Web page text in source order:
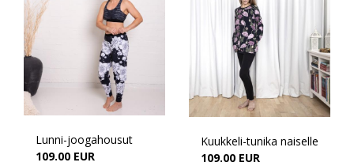
Lunni-joogahousut
109.00 EUR
Kuukkeli-tunika naiselle
109.00 EUR